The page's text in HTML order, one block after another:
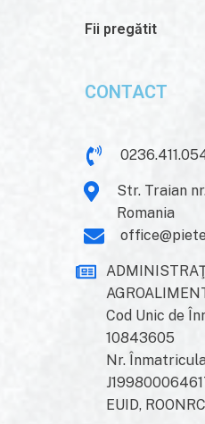
Fii pregătit
CONTACT
Str. Traian
Romania
Cod Unic de
10843605
Nr.
EUID,